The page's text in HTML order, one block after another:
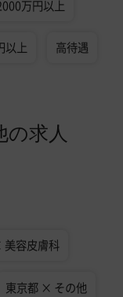
万円以上
以上 高待遇
求人
容皮膚科
東京都 × その他